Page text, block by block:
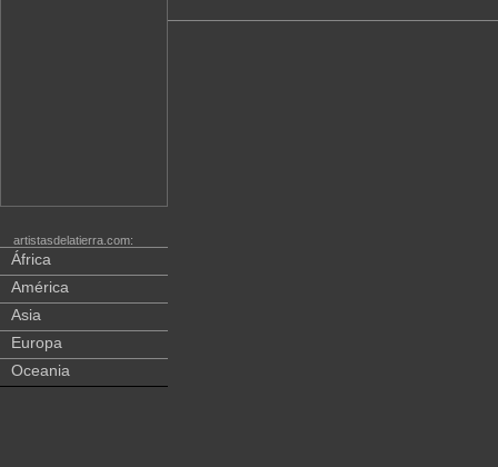
artistasdelatierra.com:
África
América
Asia
Europa
Oceania